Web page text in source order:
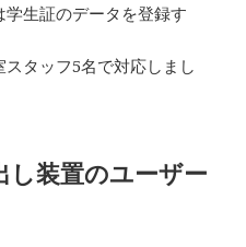
生証のデータを登録す
タッフ5名で対応しまし
し装置のユーザー